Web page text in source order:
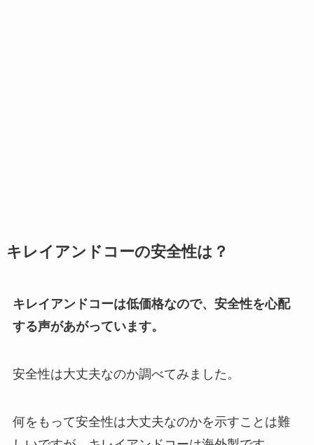
キレイアンドコーの安全性は？
キレイアンドコーは低価格なので、安全性を心配
する声があがっています。
安全性は大丈夫なのか調べてみました。
何をもって安全性は大丈夫なのかを示すことは難